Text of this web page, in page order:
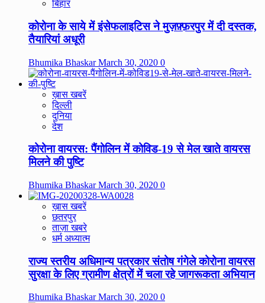
बिहार
कोरोना के साये में इंसेफलाइटिस ने मुज़फ़्फ़रपुर में दी दस्तक,
तैयारियां अधूरी
Bhumika BhaskarMarch 30, 2020 0
ख़ास खबरें
दिल्ली
दुनिया
देश
कोरोना वायरस: पैंगोलिन में कोविड-19 से मेल खाते वायरस
मिलने की पुष्टि
Bhumika BhaskarMarch 30, 2020 0
ख़ास खबरें
छतरपुर
ताज़ा खबरे
धर्म अध्यात्म
राज्य स्तरीय अधिमान्य पत्रकार संतोष गंगेले कोरोना वायरस
सुरक्षा के लिए ग्रामीण क्षेत्रों में चला रहे जागरूकता अभियान
Bhumika BhaskarMarch 30, 2020 0